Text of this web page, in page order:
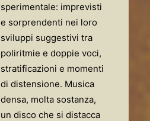
sperimentale: imprevisti
e sorprendenti nei loro
sviluppi suggestivi tra
poliritmie e doppie voci,
stratificazioni e momenti
di distensione. Musica
densa, molta sostanza,
un disco che si distacca